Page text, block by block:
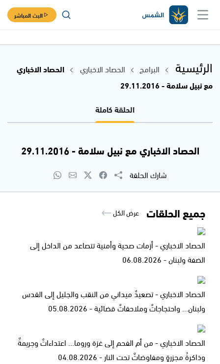
البث المباشر
الرئيسية البرامج الحصاد الاخباري
الحصاد الاخباري
مع نبيل سلامة - 29.11.2016
الحلقة كاملة
الحصاد الاخباري مع نبيل سلامة - 29.11.2016
شارك الحلقة
جميع الحلقات عرض الكل
الحصاد الاخباري - أزمات صحية وأمنية تتصاعد من الداخل إلى
الضفة ولبنان - 06.08.2026
الحصاد الاخباري - تصعيدٌ ميداني من النقب والجليل إلى القدس
ولبنان... واحتجاجاتٌ وملاحقاتٌ قضائية - 05.08.2026
الحصاد الاخباري - من أم الفحم إلى غزة وروما... اعتداءاتٌ وجريمةٌ
وذاكرةُ مجزرةٍ ومفاوضاتٌ تحت النار - 04.08.2026